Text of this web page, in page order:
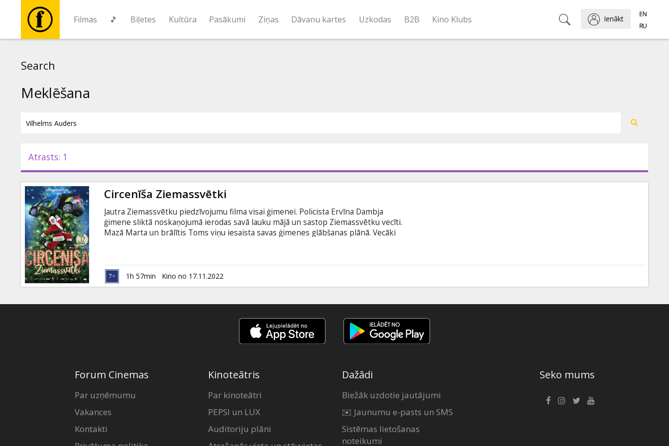
Filmas 🎵 Biļetes Kultūra Pasākumi Ziņas Dāvanu kartes Uzkodas B2B Kino Klubs Ienākt
Pasākumi
Ziņas
Dāvanu
kartes
Uzkodas
B2B
Search
Meklēšana
Atrasts: 1
Circenīša Ziemassvētki
Jautra Ziemassvētku piedzīvojumu filma visai ģimenei. Policista Ervīna Dambja
ģimene sliktā noskaņojumā ierodas savā lauku mājā un sastop Ziemassvētku vecīti.
Mazā Marta un brālītis Toms viņu iesaista savas ģimenes glābšanas plānā. Vecāki
1h 57min Kino no 17.11.2022
Forum Cinemas
Par uzņēmumu
Vakances
Kontakti
Kinoteātris
Par kinoteātri
PEPSI un LUX
Auditoriju plāni
Dažādi
Biežāk uzdotie jautājumi
✉️ Jaunumu e-pasts un SMS
Sistēmas lietošanas
noteikumi
Seko mums